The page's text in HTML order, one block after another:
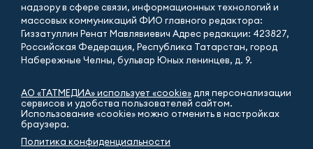
надзору в сфере связи, информационных технологий и
массовых коммуникаций ФИО главного редактора:
Гиззатуллин Ренат Мавлявиевич Адрес редакции: 423827,
Российская Федерация, Республика Татарстан, город
Набережные Челны, бульвар Юных ленинцев, д. 9.
АО «ТАТМЕДИА» использует «cookie» для персонализации
сервисов и удобства пользователей сайтом.
Использование «cookie» можно отменить в настройках
браузера.
Политика конфиденциальности